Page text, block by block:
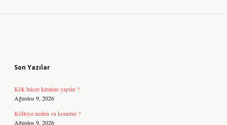
Son Yazılar
Kök hücre kimlere yapılır ?
Ağustos 9, 2026
Köfteye neden su konulur ?
Ağustos 9, 2026